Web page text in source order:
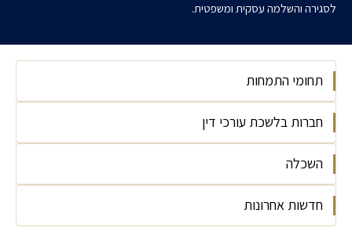
לסגירה והשלמה עסקית ומשפטית.
תחומי התמחות
בנקאות ופיננסים
חברות בלשכת עורכי דין
לשכת עורכי הדין, 2026השכלה
אוניברסיטת בר אילן | BA כלכלה | 2025
אוניברסיטת בר אילן | LLB משפטים | 2024
חדשות אחרונות